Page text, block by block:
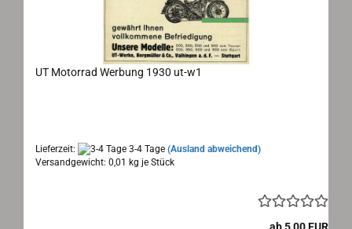
UT Motorrad Werbung 1930 ut-w1
Lieferzeit: 3-4 Tage (Ausland abweichend)
Versandgewicht: 0,01 kg je Stück